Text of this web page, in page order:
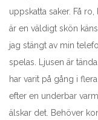
uppskatta saker. Få
är en väldigt skön
jag stängt av min
spelas. Ljusen är
har varit på gång i
efter en underbar
älskar det. Behöver